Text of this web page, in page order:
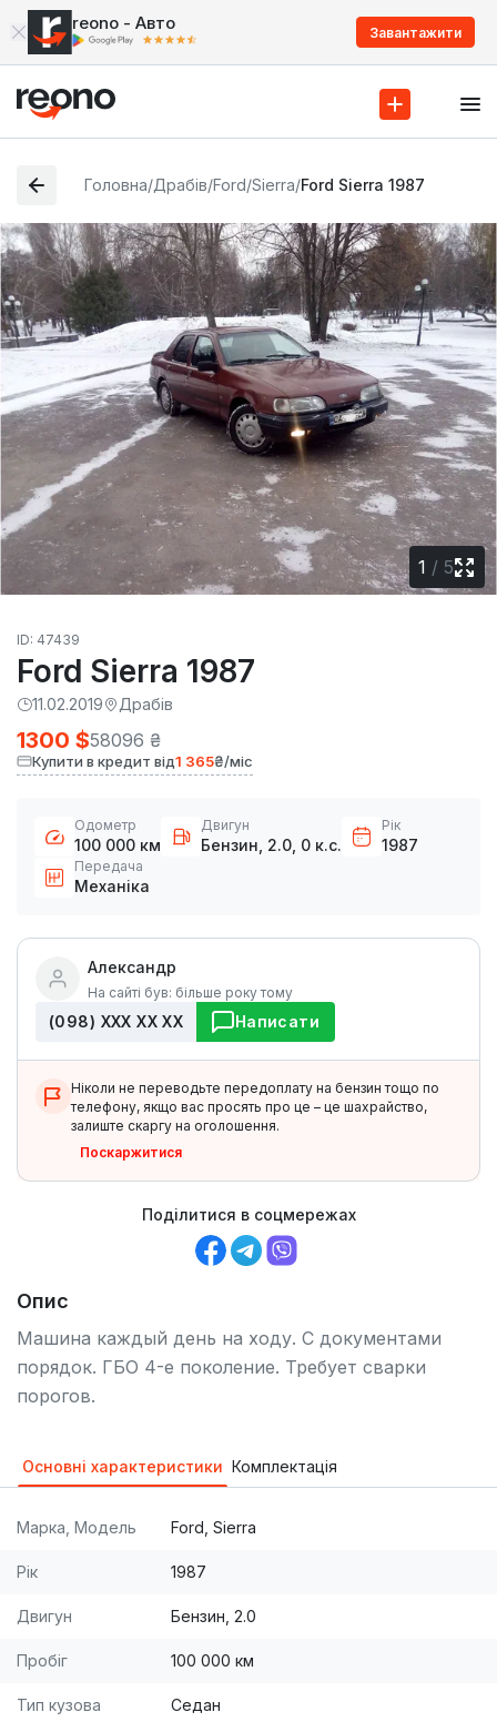
reono - Авто Завантажити
Головна/Драбів/Ford/Sierra/Ford Sierra 1987
1 / 5
ID: 47439
Ford Sierra 1987
11.02.2019 Драбів
1300 $58096 ₴
Купити в кредит від1 365₴/міс
Одометр
100 000 км
Двигун
Бензин, 2.0, 0 к.с.
Рік
1987
Передача
Механіка
Александр
На сайті був: більше року тому
(098) ХХХ ХХ ХХ Написати
Ніколи не переводьте передоплату на бензин тощо по
телефону, якщо вас просять про це – це шахрайство,
залиште скаргу на оголошення.
Поскаржитися
Поділитися в соцмережах
Опис
Машина каждый день на ходу. С документами
порядок. ГБО 4-е поколение. Требует сварки
порогов.
Основні характеристики Комплектація
Марка, Модель Ford, Sierra
Рік 1987
Двигун Бензин, 2.0
Пробіг 100 000 км
Тип кузова Седан